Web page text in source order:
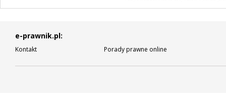
e-prawnik.pl:
Kontakt Porady prawne online